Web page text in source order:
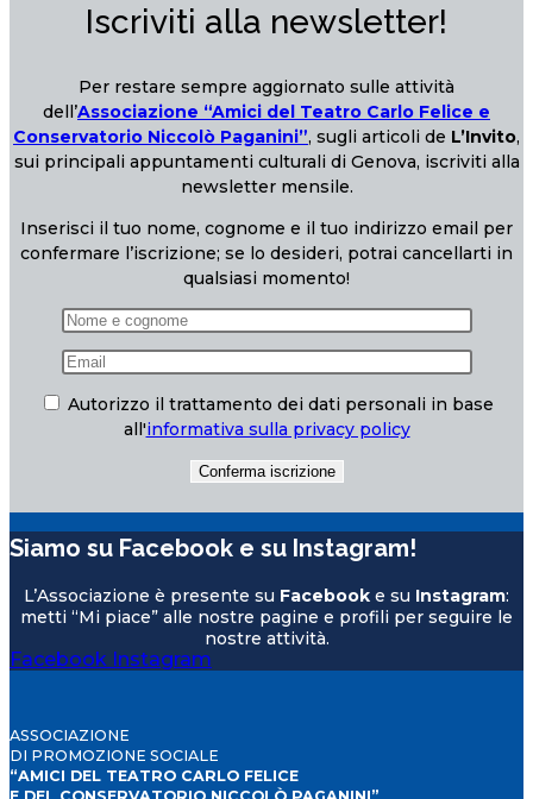
Iscriviti alla newsletter!
Per restare sempre aggiornato sulle attività
dell’Associazione “Amici del Teatro Carlo Felice e
Conservatorio Niccolò Paganini”, sugli articoli de L’Invito,
sui principali appuntamenti culturali di Genova, iscriviti alla
newsletter mensile.
Inserisci il tuo nome, cognome e il tuo indirizzo email per
confermare l’iscrizione; se lo desideri, potrai cancellarti in
qualsiasi momento!
Autorizzo il trattamento dei dati personali in base
all'informativa sulla privacy policy
Siamo su Facebook e su Instagram!
L’Associazione è presente su Facebook e su Instagram:
metti “Mi piace” alle nostre pagine e profili per seguire le
nostre attività.
Facebook Instagram
ASSOCIAZIONE
DI PROMOZIONE SOCIALE
“AMICI DEL TEATRO CARLO FELICE